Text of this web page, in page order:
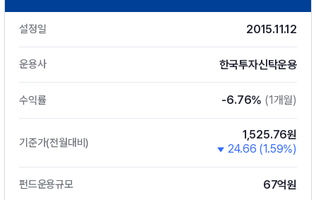
설정일 2015.11.12
운용사 한국투자신탁운용
수익률 -6.76% (1개월)
기준가(전월대비)
1,525.76원
24.66 (1.59%)
펀드운용규모 67억원